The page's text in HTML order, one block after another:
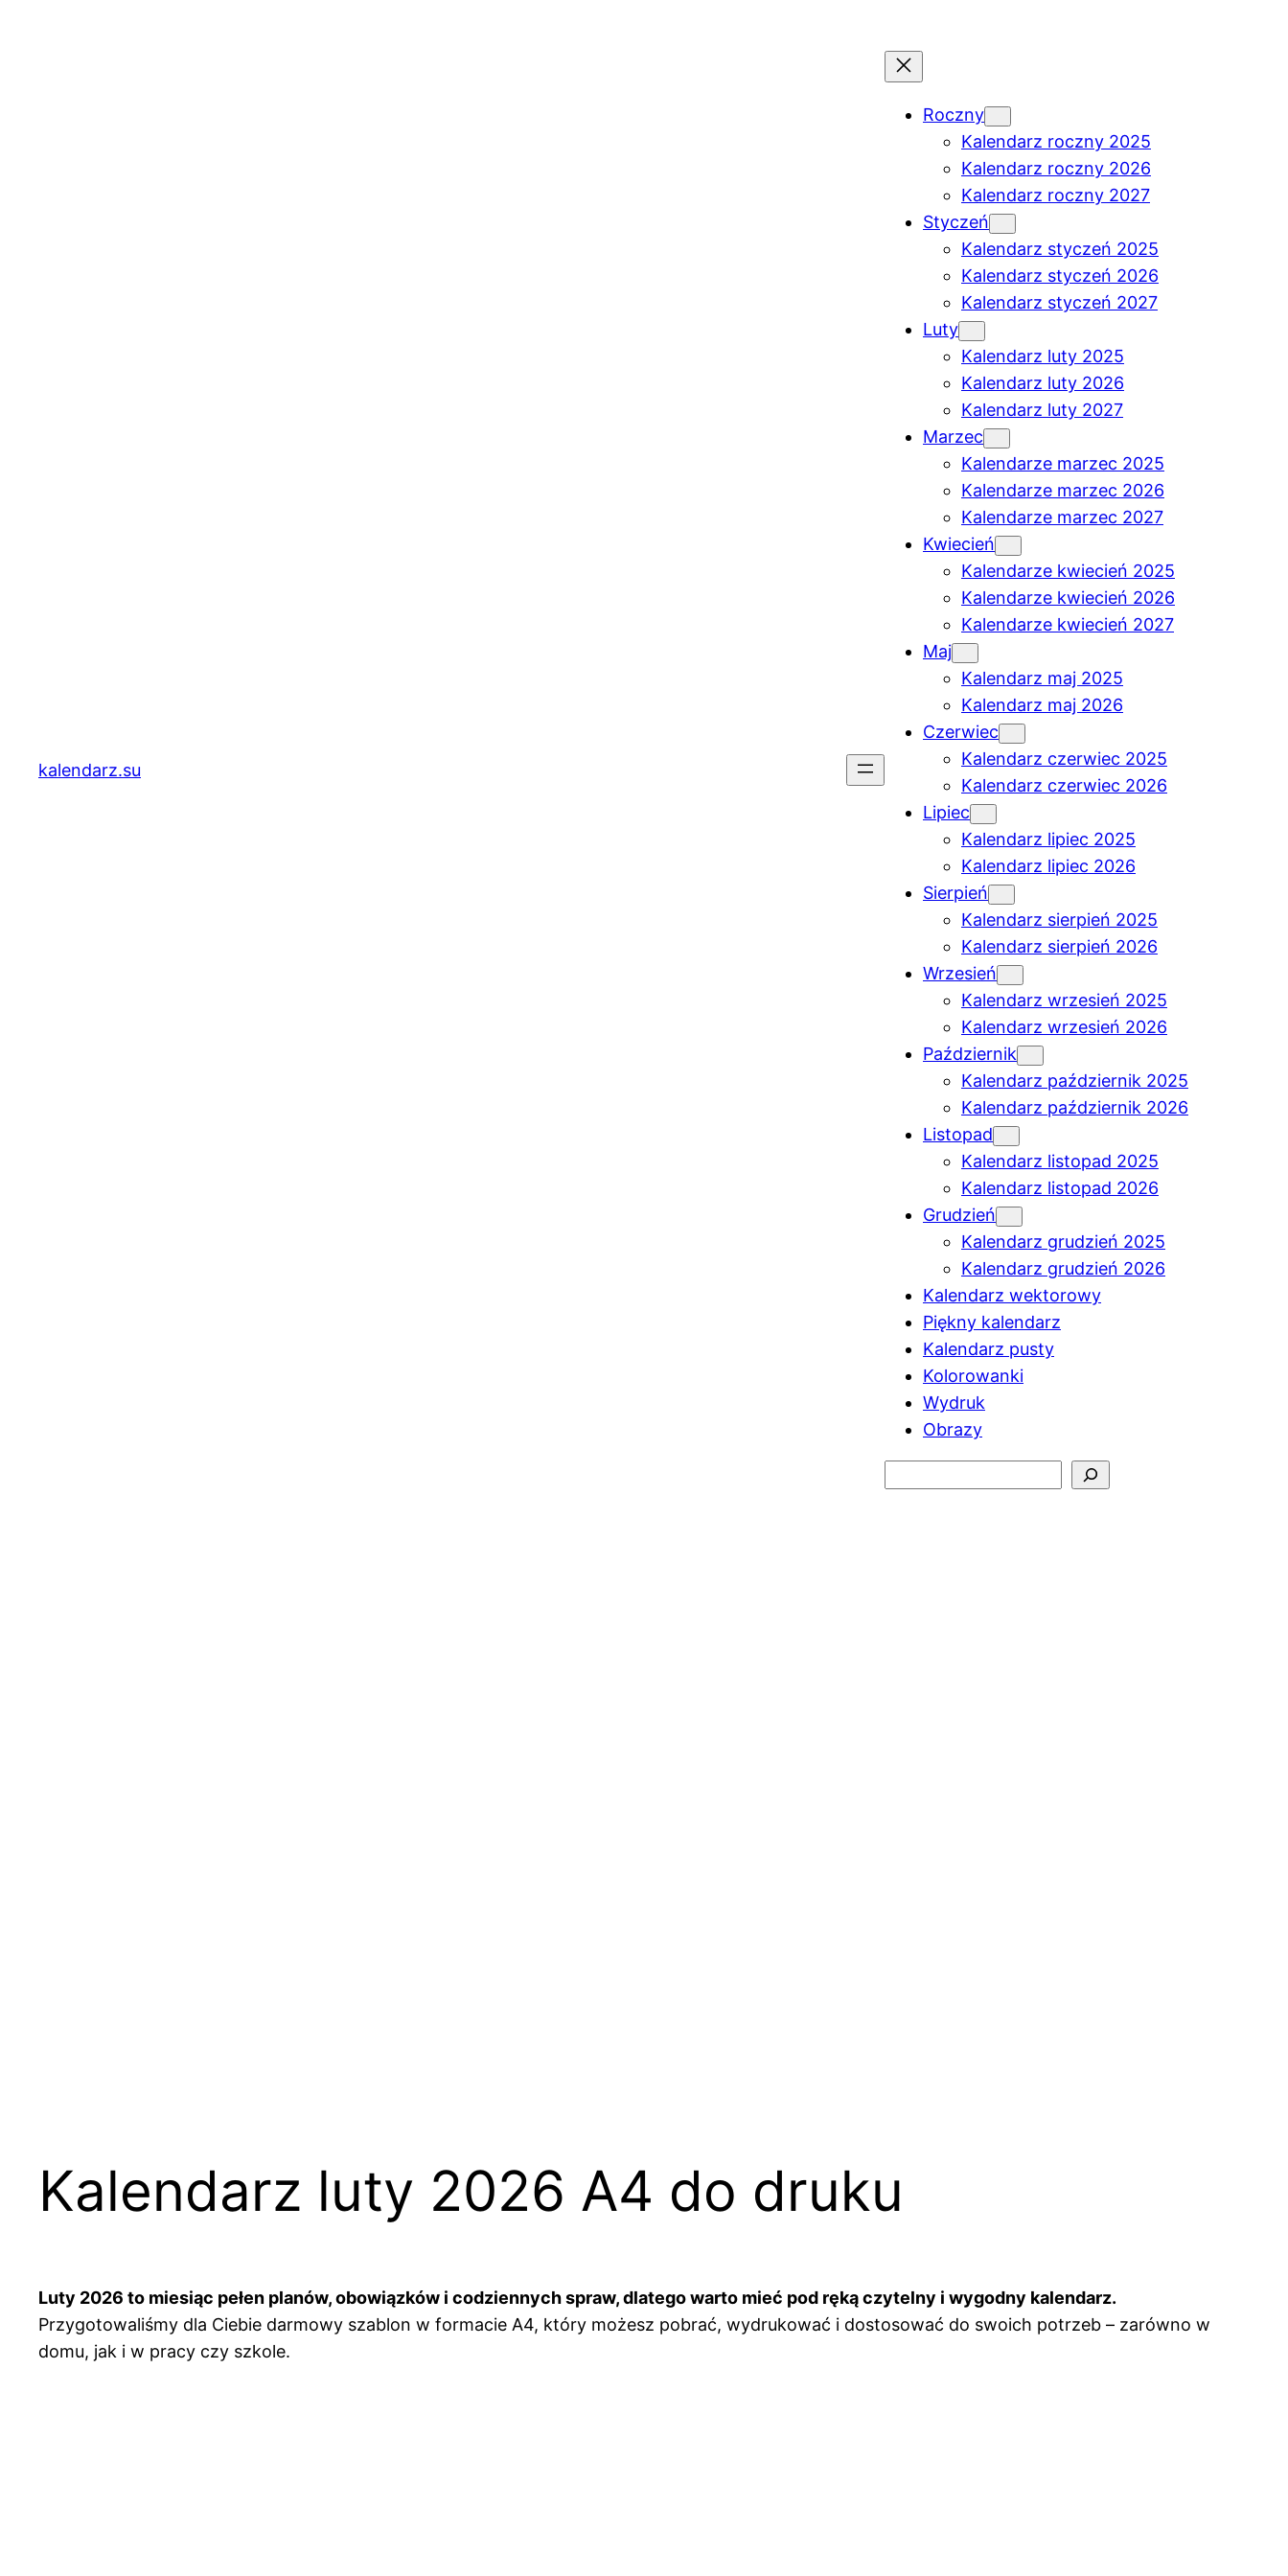
kalendarz.su
Roczny
Kalendarz roczny 2025
Kalendarz roczny 2026
Kalendarz roczny 2027
Styczeń
Kalendarz styczeń 2025
Kalendarz styczeń 2026
Kalendarz styczeń 2027
Luty
Kalendarz luty 2025
Kalendarz luty 2026
Kalendarz luty 2027
Marzec
Kalendarze marzec 2025
Kalendarze marzec 2026
Kalendarze marzec 2027
Kwiecień
Kalendarze kwiecień 2025
Kalendarze kwiecień 2026
Kalendarze kwiecień 2027
Maj
Kalendarz maj 2025
Kalendarz maj 2026
Czerwiec
Kalendarz czerwiec 2025
Kalendarz czerwiec 2026
Lipiec
Kalendarz lipiec 2025
Kalendarz lipiec 2026
Sierpień
Kalendarz sierpień 2025
Kalendarz sierpień 2026
Wrzesień
Kalendarz wrzesień 2025
Kalendarz wrzesień 2026
Październik
Kalendarz październik 2025
Kalendarz październik 2026
Listopad
Kalendarz listopad 2025
Kalendarz listopad 2026
Grudzień
Kalendarz grudzień 2025
Kalendarz grudzień 2026
Kalendarz wektorowy
Piękny kalendarz
Kalendarz pusty
Kolorowanki
Wydruk
Obrazy
Kalendarz luty 2026 A4 do druku
Luty 2026 to miesiąc pełen planów, obowiązków i codziennych spraw, dlatego warto mieć pod ręką czytelny i wygodny kalendarz.
Przygotowaliśmy dla Ciebie darmowy szablon w formacie A4, który możesz pobrać, wydrukować i dostosować do swoich potrzeb – zarówno w
domu, jak i w pracy czy szkole.